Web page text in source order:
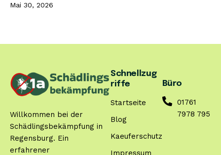
Mai 30, 2026
Willkommen bei der
Schädlingsbekämpfung in
Regensburg. Ein
erfahrener
Schnellzug
riffe
Startseite
Blog
Kaeuferschutz
Impressum
Büro
01761
7978 795